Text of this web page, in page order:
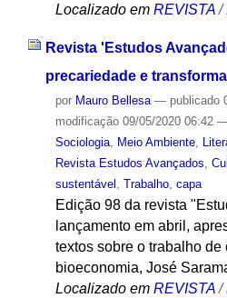
Localizado em REVISTA /
Revista 'Estudos
precariedade e
por Mauro Bellesa — publicado
modificação09/05/2020 06:42 —
Sociologia, Meio Ambiente,
Revista Estudos Avançados,
sustentável , Trabalho, capa
Edição 98 da revista
lançamento em abril,
textos sobre o trabalho
bioeconomia, José
Localizado em REVISTA /